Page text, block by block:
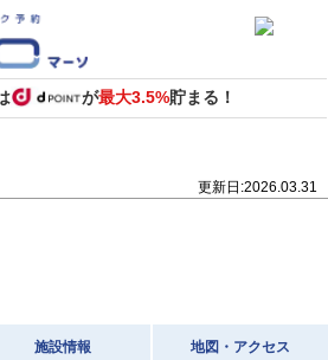
が最大3.5%貯まる！
更新日:2026.03.31
施設情報 地図・アクセス